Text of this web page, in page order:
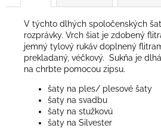
V týchto dlhých spoločenských
rozprávky. Vrch šiat je zdobený
jemný tylový rukáv doplnený
prekladaný, véčkový. Sukňa je
na chrbte pomocou zipsu.
šaty na ples/ plesové šaty
šaty na svadbu
šaty na stužkovú
šaty na Silvester